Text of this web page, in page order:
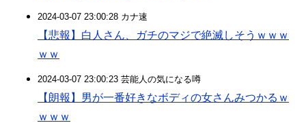
2024-03-07 23:00:28 カナ速
【悲報】白人さん、ガチのマジで絶滅しそうｗｗｗ
ｗｗ
2024-03-07 23:00:23 芸能人の気になる噂
【朗報】男が一番好きなボディの女さんみつかるｗ
ｗｗｗ